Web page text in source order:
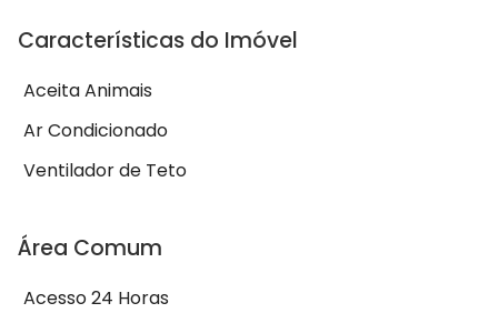
Características do Imóvel
Aceita Animais
Ar Condicionado
Ventilador de Teto
Área Comum
Acesso 24 Horas